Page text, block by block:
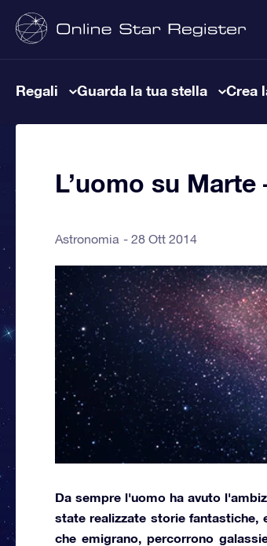
Regali Guarda la tua stella Crea
L’uomo su
Astronomia 28 Ott 2014
Da sempre l'uomo ha avuto
state realizzate storie fantastiche,
che emigrano, percorrono